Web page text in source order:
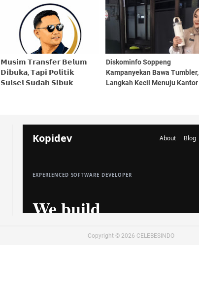
𝗠𝘂𝘀𝗶𝗺 𝗧𝗿𝗮𝗻𝘀𝗳𝗲𝗿 𝗕𝗲𝗹𝘂𝗺
𝗗𝗶𝗯𝘂𝗸𝗮, 𝗧𝗮𝗽𝗶 𝗣𝗼𝗹𝗶𝘁𝗶𝗸
𝗦𝘂𝗹𝘀𝗲𝗹 𝗦𝘂𝗱𝗮𝗵 𝗦𝗶𝗯𝘂𝗸
Diskominfo Soppeng
Kampanyekan Bawa Tumbler,
Langkah Kecil Menuju Kantor
Copyright © 2026 CELEBESINDO